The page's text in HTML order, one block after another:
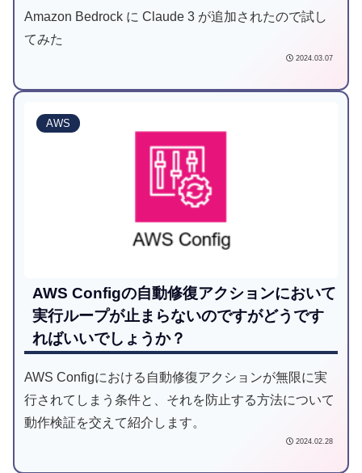
Amazon Bedrock に Claude 3 が追加されたので試し
てみた
2024.03.07
AWS
AWS Configの自動修復アクションにおいて
実行ループが止まらないのですがどうです
ればいいでしょうか？
AWS Configにおける自動修復アクションが無限に実
行されてしまう条件と、それを防止する方法について
動作検証を交えて紹介します。
2024.02.28